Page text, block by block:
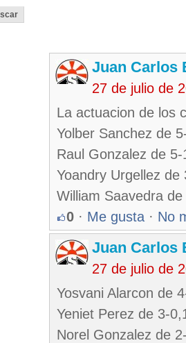
Juan Carlos
27 de julio de
La actuacion de los
Yolber Sanchez de
Raul Gonzalez de
Yoandry Urgellez de
William Saavedra
0 · Me gusta · No
Juan Carlos
27 de julio de
Yosvani Alarcon de
Yeniet Perez de 3-
Norel Gonzalez de